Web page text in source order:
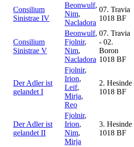
Consilium
Sinistrae IV
Beonwulf,
Nim,
Nacladora
07. Travia
1018 BF
Consilium
Sinistrae V
Beonwulf,
Fjolnir,
Nim,
Nacladora
07. Travia
- 02.
Boron
1018 BF
Der Adler ist
gelandet I
Fjolnir,
Irion,
Leif,
Mirja,
Reo
2. Hesinde
1018 BF
Der Adler ist
gelandet II
Fjolnir,
Irion,
Nim,
Mirja
3. Hesinde
1018 BF